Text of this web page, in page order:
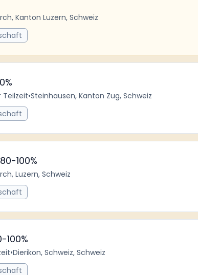
Kanton Luzern, Schweiz
Teilzeit•Steinhausen, Kanton Zug, Schweiz
100%
Luzern, Schweiz
•Dierikon, Schweiz, Schweiz